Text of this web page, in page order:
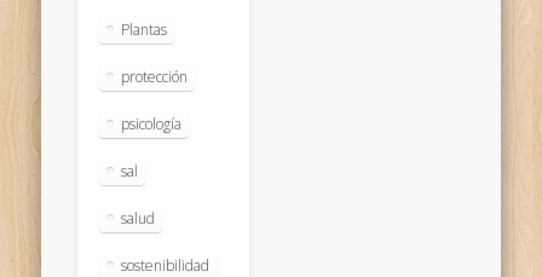
Plantas
protección
psicología
sal
salud
sostenibilidad